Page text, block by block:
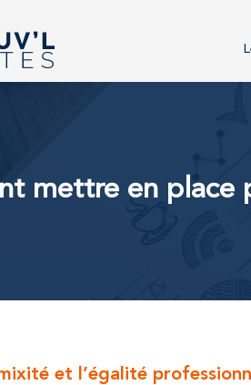
mettre en place
et l’égalité